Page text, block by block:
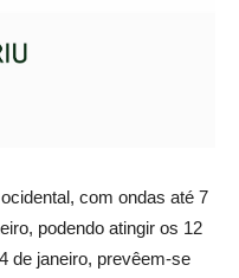
com ondas até 7
podendo atingir os 12
de janeiro, prevêem-se